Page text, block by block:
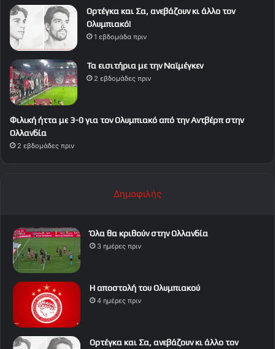
Ορτέγκα και Σα, ανεβάζουν κι άλλο τον
Ολυμπιακό!
1 εβδομάδα πριν
Τα εισιτήρια με την Ναϊμέγκεν
2 εβδομάδες πριν
Φιλική ήττα με 3-0 για τον Ολυμπιακό από την Αντβέρπ στην
Ολλανδία
2 εβδομάδες πριν
Δημοφιλής
Όλα θα κριθούν στην Ολλανδία
3 ημέρες πριν
Η αποστολή του Ολυμπιακού
4 ημέρες πριν
Ορτέγκα και Σα, ανεβάζουν κι άλλο τον